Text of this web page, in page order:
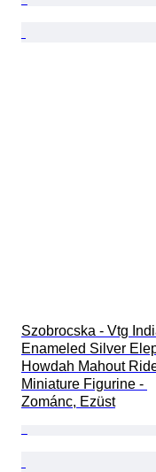
Szobrocska - Vtg
Enameled Silver
Howdah Mahout
Miniature Figurine -
Zománc, Ezüst